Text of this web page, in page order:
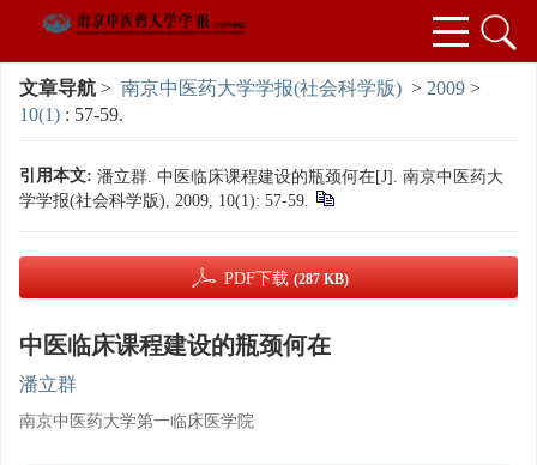
文章导航 > 南京中医药大学学报(社会科学版) > 2009 >
10(1) : 57-59.
引用本文: 潘立群. 中医临床课程建设的瓶颈何在[J]. 南京中医药大
学学报(社会科学版), 2009, 10(1): 57-59.
PDF下载 (287 KB)
中医临床课程建设的瓶颈何在
潘立群
南京中医药大学第一临床医学院